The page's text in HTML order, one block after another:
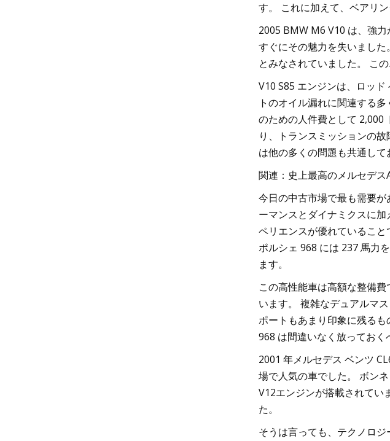
す。 これに加えて、ベアリ
2005 BMW M6 V10 は、強
すぐにその魅力を失いまし
とみなされていました。 こ
V10 S85 エンジンは、ロッ
トのオイル漏れに関連する
のための人件費として 2,000
り、トランスミッションの
は他の多くの問題も共通して
関連：史上最高のメルセデス
今日の中古市場で最も需要
ーマンスとダイナミクスに
ペリエンスが優れていること
ポルシェ 968 には 237 馬力
ます。
この高性能車は高額な整備
います。 複雑なデュアルマ
ポートもあまり印象に残る
968 は間違いなく放っておく
2001 年メルセデス ベンツ
場で人気の車でした。 ボン
V12エンジンが搭載されてい
た。
そうは言っても、テクノロ